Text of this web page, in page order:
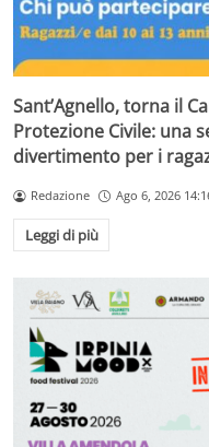
Sant’Agnello, torna il
Protezione Civile: una
divertimento per i
Redazione Ago 6, 2026
Leggi di più